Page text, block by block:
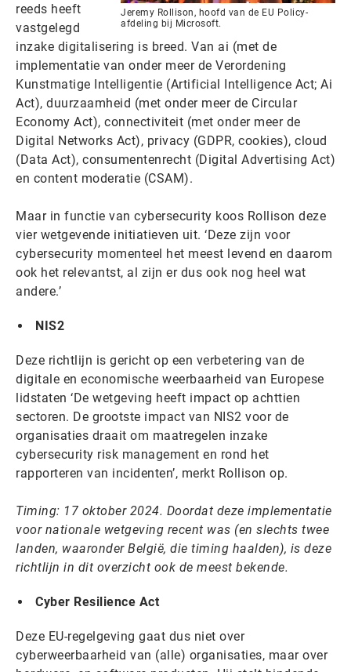
Jeremy Rollison, hoofd van de EU Policy-
afdeling bij Microsoft.
reeds heeft
vastgelegd
inzake digitalisering is breed. Van ai (met de
implementatie van onder meer de Verordening
Kunstmatige Intelligentie (Artificial Intelligence Act; Ai
Act), duurzaamheid (met onder meer de Circular
Economy Act), connectiviteit (met onder meer de
Digital Networks Act), privacy (GDPR, cookies), cloud
(Data Act), consumentenrecht (Digital Advertising Act)
en content moderatie (CSAM).
Maar in functie van cybersecurity koos Rollison deze
vier wetgevende initiatieven uit. ‘Deze zijn voor
cybersecurity momenteel het meest levend en daarom
ook het relevantst, al zijn er dus ook nog heel wat
andere.’
NIS2
Deze richtlijn is gericht op een verbetering van de
digitale en economische weerbaarheid van Europese
lidstaten ‘De wetgeving heeft impact op achttien
sectoren. De grootste impact van NIS2 voor de
organisaties draait om maatregelen inzake
cybersecurity risk management en rond het
rapporteren van incidenten’, merkt Rollison op.
Timing: 17 oktober 2024. Doordat deze implementatie
voor nationale wetgeving recent was (en slechts twee
landen, waaronder België, die timing haalden), is deze
richtlijn in dit overzicht ook de meest bekende.
Cyber Resilience Act
Deze EU-regelgeving gaat dus niet over
cyberweerbaarheid van (alle) organisaties, maar over